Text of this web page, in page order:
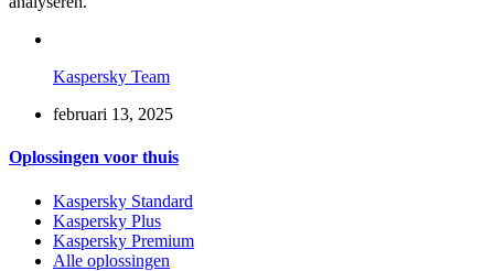
Kaspersky Team
februari 13, 2025
Oplossingen voor thuis
Kaspersky Standard
Kaspersky Plus
Kaspersky Premium
Alle oplossingen